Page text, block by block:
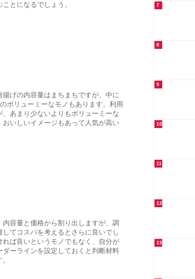
とになるでしょう。
げの内容量はまちまちですが、中に
ボリューミーなモノもあります。利用
、あまり少ないよりもボリューミーな
おいしいイメージもあって人気が高い
容量と価格から割り出しますが、調
てコスパを考えるとさらに良いでし
れば良いというモノでもなく、自分が
ダーラインを設定しておくと判断材料
7
8
9
10
11
12
13